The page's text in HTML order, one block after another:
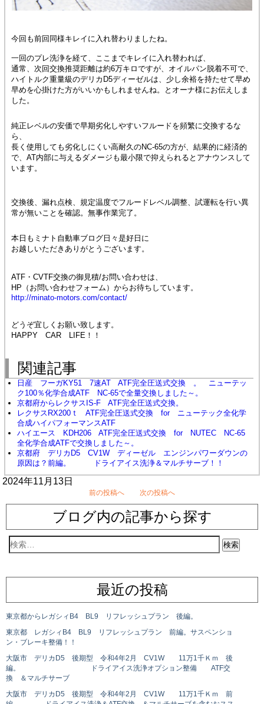
今回も前回同様キレイに入れ替わりましたね。
一回のプレ洗浄を経て、ここまでキレイに入れ替われば、
通常、次回交換推奨距離は約6万キロですが、オイルパン脱着不可で、
ハイトルク重量級のデリカD5ディーゼルは、少し余裕を持たせて早め
早めを心掛けた方がいいかもしれませんね。とオーナ様にお伝えしま
した。
純正レベルの安価で早期劣化しやすいフルードを頻繁に交換するな
ら、
長く使用しても劣化しにくい高耐久のNC-65の方が、結果的に経済的
で、AT内部に与えるダメージも最小限で抑えられるとアナウンスして
います。
交換後、漏れ点検、規定温度でフルードレベル調整、試運転を行い異
常が無いことを確認。無事作業完了。
本日もミナト自動車ブログ日々是好日に
お越しいただきありがとうございます。
ATF・CVTF交換の御見積/お問い合わせは、
HP（お問い合わせフォーム）からお待ちしています。
http://minato-motors.com/contact/
どうぞ宜しくお願い致します。
HAPPY CAR LIFE！！
関連記事
日産 フーガKY51 7速AT ATF完全圧送式交換 。 ニューテッ
ク100％化学合成ATF NC-65で全量交換しました～。
京都府からレクサスIS-F ATF完全圧送式交換。
レクサスRX200ｔ ATF完全圧送式交換 for ニューテック全化学
合成ハイパフォーマンスATF
ハイエース KDH206 ATF完全圧送式交換 for NUTEC NC-65
全化学合成ATFで交換しました～。
京都府 デリカD5 CV1W ディーゼル エンジンパワーダウンの
原因は？前編。 ドライアイス洗浄＆マルチサーブ！！
2024年11月13日
前の投稿へ 次の投稿へ
ブログ内の記事から探す
最近の投稿
東京都からレガシィB4 BL9 リフレッシュプラン 後編。
東京都 レガシィB4 BL9 リフレッシュプラン 前編。サスペンショ
ン・ブレーキ整備！！
大阪市 デリカD5 後期型 令和4年2月 CV1W 11万1千Ｋｍ 後
編。 ドライアイス洗浄オプション整備 ATF交
換 ＆マルチサーブ
大阪市 デリカD5 後期型 令和4年2月 CV1W 11万1千Ｋｍ 前